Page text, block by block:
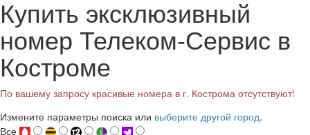
Купить эксклюзивный
номер Телеком-Сервис в
Костроме
По вашему запросу красивые номера в г. Кострома отсутствуют!
Измените параметры поиска или выберите другой город.
Все